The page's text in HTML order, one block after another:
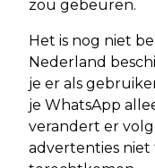
zou gebeuren.
Het is nog niet
Nederland
je er als
je WhatsApp
verandert er
advertenties niet